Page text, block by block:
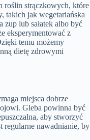
roślin strączkowych, które
takich jak wegetariańska
zup lub sałatek albo być
eksperymentować z
temu możemy
dietę zdrowymi
miejsca dobrze
Gleba powinna być
aby stworzyć
regularne nawadnianie, by